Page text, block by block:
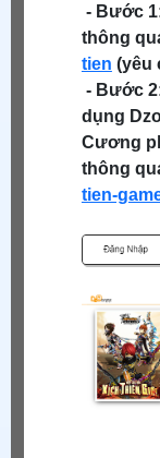
- Bước
thông
tien (yêu
- Bước
dụng
Cương
thông
tien-